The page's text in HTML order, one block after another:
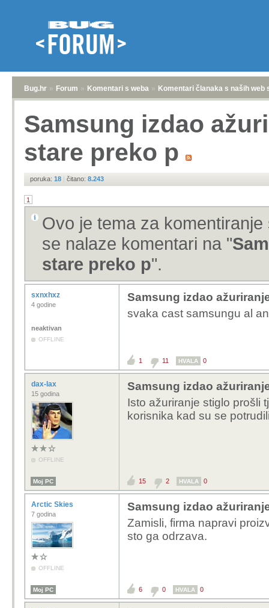
Bug.hr » Forum » Komentari s weba » Komentari članaka s naših web
Samsung izdao
stare preko p
poruka: 18 | čitano: 8.243
1
Ovo je tema za
se nalaze komentari na "
stare preko p".
sxnxhxz
4 godine
neaktivan
OFFLINE
Samsung izdao
svaka cast samsungu al
1 11 HVALA 0
dax-lax
15 godina
OFFLINE
Samsung izdao
Isto ažuriranje stiglo prošli
korisnika kad su se
Moj PC 15 2 HVALA 0
Arctic Skies
7 godina
OFFLINE
Samsung izdao
Zamisli, firma napravi
sto ga odrzava.
Moj PC 6 0 HVALA 0